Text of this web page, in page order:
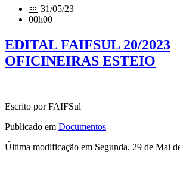
31/05/23
00h00
EDITAL FAIFSUL 20/2023
OFICINEIRAS ESTEIO
Escrito por FAIFSul
Publicado em Documentos
Última modificação em Segunda, 29 de Mai